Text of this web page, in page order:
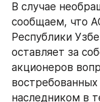
В случае
сообщаем, что
Республики
оставляет за
акционеров
наследником в